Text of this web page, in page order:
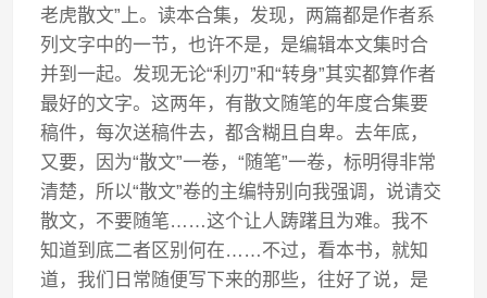
老虎散文”上。读本合集，发现，两篇都是作者系
列文字中的一节，也许不是，是编辑本文集时合
并到一起。发现无论“利刃”和“转身”其实都算作者
最好的文字。这两年，有散文随笔的年度合集要
稿件，每次送稿件去，都含糊且自卑。去年底，
又要，因为“散文”一卷，“随笔”一卷，标明得非常
清楚，所以“散文”卷的主编特别向我强调，说请交
散文，不要随笔……这个让人踌躇且为难。我不
知道到底二者区别何在……不过，看本书，就知
道，我们日常随便写下来的那些，往好了说，是